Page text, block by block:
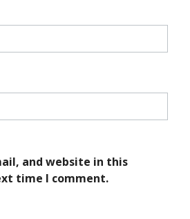
and website in this
time I comment.